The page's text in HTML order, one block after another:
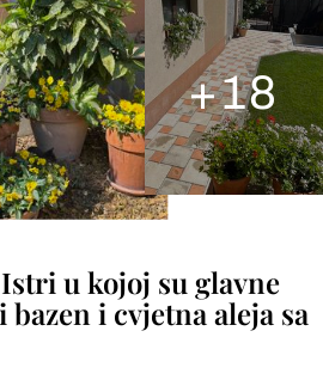
+18
u kojoj su glavne
i cvjetna aleja sa